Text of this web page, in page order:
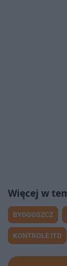
BYDGOSZCZ
KONTROLE ITD